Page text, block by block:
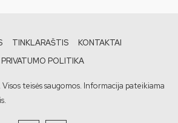
TINKLARAŠTIS
KONTAKTAI
PRIVATUMO POLITIKA
teisės saugomos. Informacija pateikiama